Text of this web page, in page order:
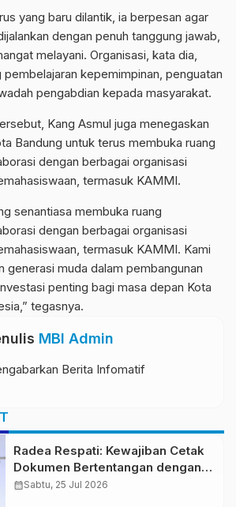
yang baru dilantik, ia berpesan agar
dengan penuh tanggung jawab,
melayani. Organisasi, kata dia,
pembelajaran kepemimpinan, penguatan
pengabdian kepada masyarakat.
Kang Asmul juga menegaskan
Bandung untuk terus membuka ruang
dengan berbagai organisasi
termasuk KAMMI.
senantiasa membuka ruang
dengan berbagai organisasi
termasuk KAMMI. Kami
generasi muda dalam pembangunan
penting bagi masa depan Kota
tegasnya.
MBI Admin
Berita Infomatif
Radea Respati: Kewajiban Cetak
Dokumen Bertentangan dengan
Semangat Smart City
calendar_monthSabtu, 25 Jul 2026